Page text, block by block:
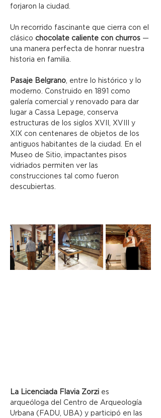
forjaron la ciudad.
Un recorrido fascinante que cierra con el
clásico chocolate caliente con churros —
una manera perfecta de honrar nuestra
historia en familia.
Pasaje Belgrano, entre lo histórico y lo
moderno. Construido en 1891 como
galería comercial y renovado para dar
lugar a Cassa Lepage, conserva
estructuras de los siglos XVII, XVIII y
XIX con centenares de objetos de los
antiguos habitantes de la ciudad. En el
Museo de Sitio, impactantes pisos
vidriados permiten ver las
construcciones tal como fueron
descubiertas.
La Licenciada Flavia Zorzi es
arqueóloga del Centro de Arqueología
Urbana (FADU, UBA) y participó en las